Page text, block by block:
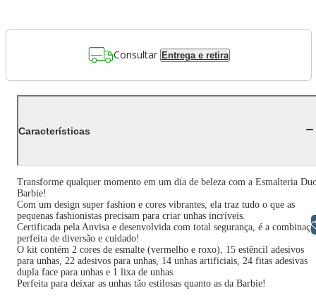
Consultar Entrega e retira
Características
Transforme qualquer momento em um dia de beleza com a Esmalteria
Barbie!
Com um design super fashion e cores vibrantes, ela traz tudo o que as
pequenas fashionistas precisam para criar unhas incríveis.
Certificada pela Anvisa e desenvolvida com total segurança, é a
perfeita de diversão e cuidado!
O kit contém 2 cores de esmalte (vermelho e roxo), 15 estêncil adesivos
para unhas, 22 adesivos para unhas, 14 unhas artificiais, 24 fitas adesivas
dupla face para unhas e 1 lixa de unhas.
Perfeita para deixar as unhas tão estilosas quanto as da Barbie!
Libras